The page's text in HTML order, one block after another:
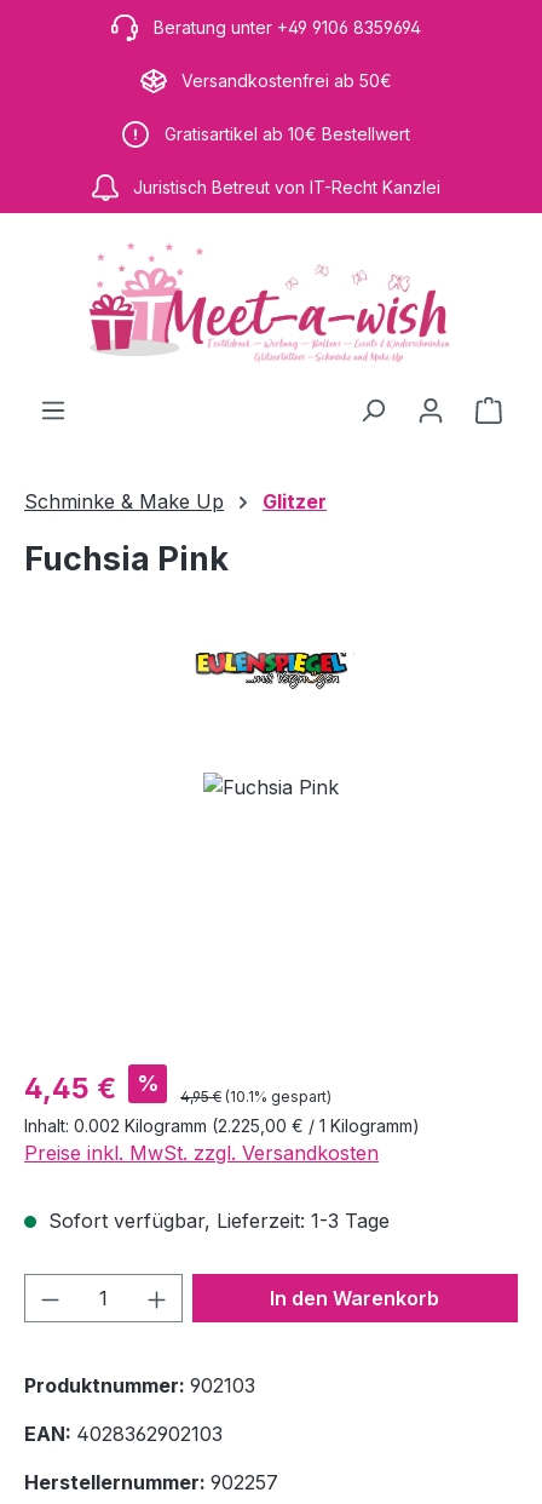
Zum Hauptinhalt springenBeratung unter +49 9106 8359694
Versandkostenfrei ab 50€
Gratisartikel ab 10€ Bestellwert
Juristisch Betreut von IT-Recht Kanzlei
Schminke & Make Up Glitzer
Fuchsia Pink
Bildergalerie überspringen
Verkaufspreis:
4,45 € % Regulärer Preis:
4,95 € (10.1% gespart)
Inhalt: 0.002 Kilogramm (2.225,00 € / 1 Kilogramm)
Preise inkl. MwSt. zzgl. Versandkosten
Sofort verfügbar, Lieferzeit: 1-3 Tage
Produkt Anzahl: Gib denIn den Warenkorb
Produktnummer: 902103
EAN: 4028362902103
Herstellernummer: 902257